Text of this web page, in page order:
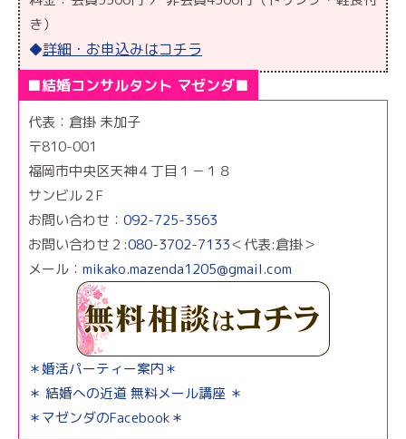
き）
◆詳細・お申込みはコチラ
■結婚コンサルタント マゼンダ■
代表：倉掛 未加子
〒810-001
福岡市中央区天神４丁目１－１８
サンビル２F
お問い合わせ： 092-725-3563
お問い合わせ２:080-3702-7133＜代表:倉掛＞
メール： mikako.mazenda1205@gmail.com
＊婚活パーティー案内＊
＊ 結婚への近道 無料メール講座 ＊
＊マゼンダのFacebook＊